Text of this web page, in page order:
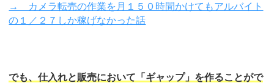
→ カメラ転売の作業を月１５０時間かけてもアルバイト
の１／２７しか稼げなかった話
でも、仕入れと販売において「ギャップ」を作ることがで